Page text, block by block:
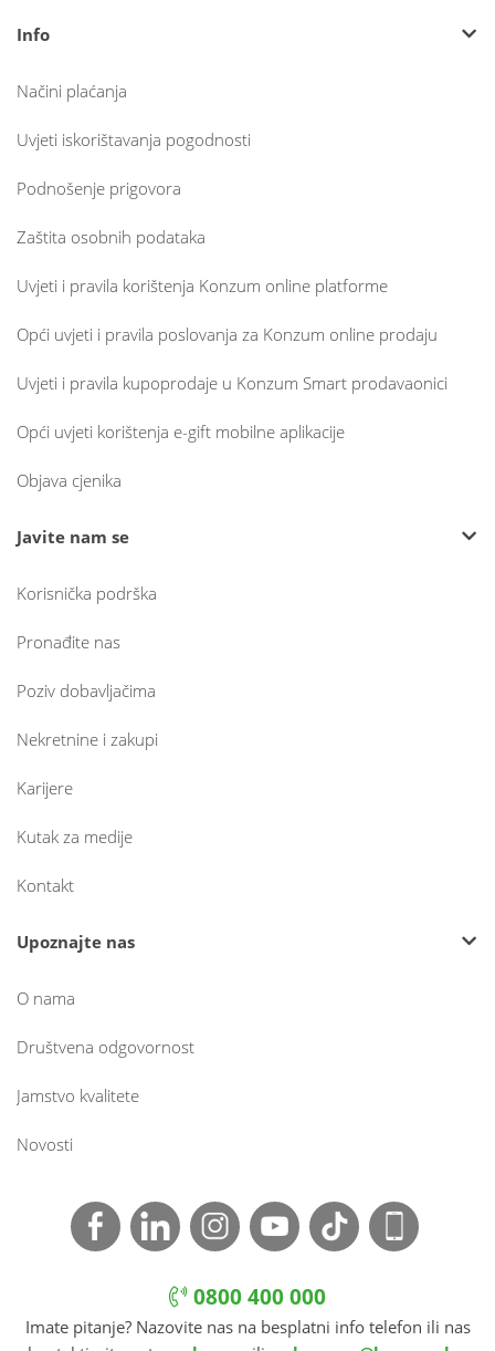
Info
Načini plaćanja
Uvjeti iskorištavanja pogodnosti
Podnošenje prigovora
Zaštita osobnih podataka
Uvjeti i pravila korištenja Konzum online platforme
Opći uvjeti i pravila poslovanja za Konzum online prodaju
Uvjeti i pravila kupoprodaje u Konzum Smart prodavaonici
Opći uvjeti korištenja e-gift mobilne aplikacije
Objava cjenika
Javite nam se
Korisnička podrška
Pronađite nas
Poziv dobavljačima
Nekretnine i zakupi
Karijere
Kutak za medije
Kontakt
Upoznajte nas
O nama
Društvena odgovornost
Jamstvo kvalitete
Novosti
0800 400 000
Imate pitanje? Nazovite nas na besplatni info telefon ili nas